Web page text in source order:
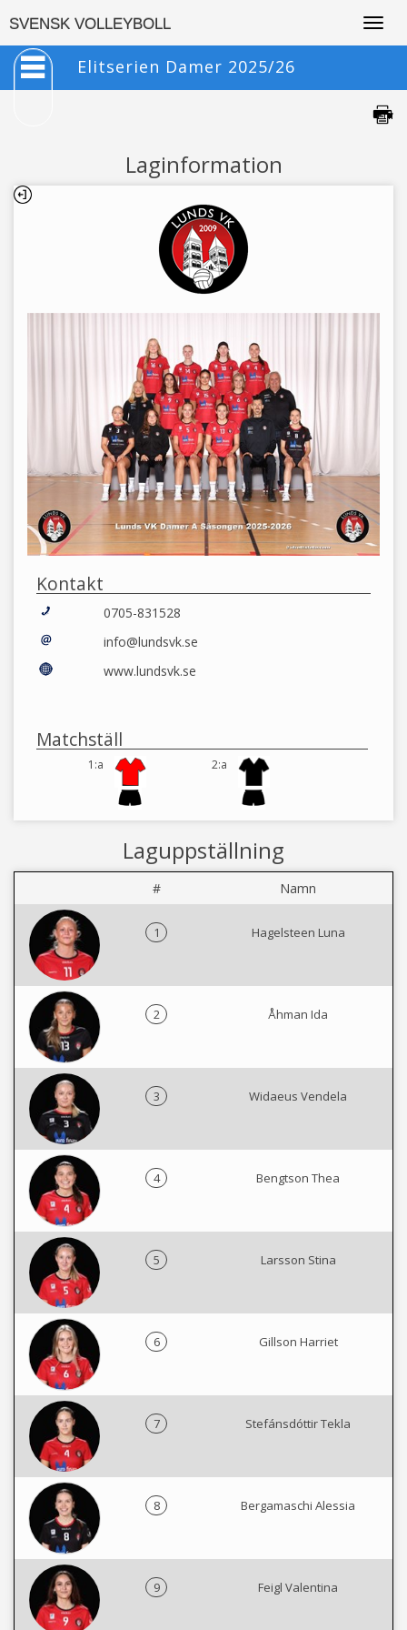
SVENSK VOLLEYBOLL
Elitserien Damer 2025/26
Laginformation
Kontakt
0705-831528
info@lundsvk.se
www.lundsvk.se
Matchställ
1:a 2:a
Laguppställning
# Namn
1 Hagelsteen Luna
2 Åhman Ida
3 Widaeus Vendela
4 Bengtson Thea
5 Larsson Stina
6 Gillson Harriet
7 Stefánsdóttir Tekla
8 Bergamaschi Alessia
9 Feigl Valentina